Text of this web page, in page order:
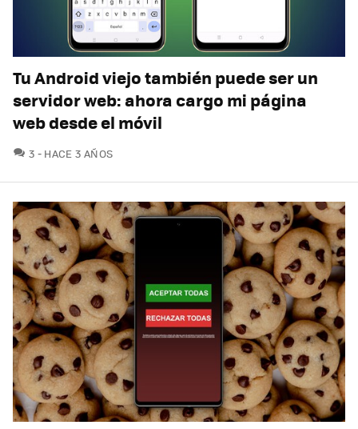
Tu Android viejo también puede ser un
servidor web: ahora cargo mi página
web desde el móvil
3 COMENTARIOS
HACE 3 AÑOS